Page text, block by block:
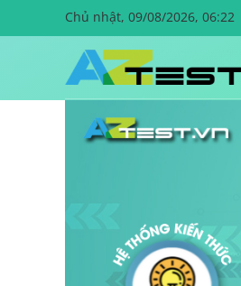
Chủ nhật, 09/08/2026, 06:22